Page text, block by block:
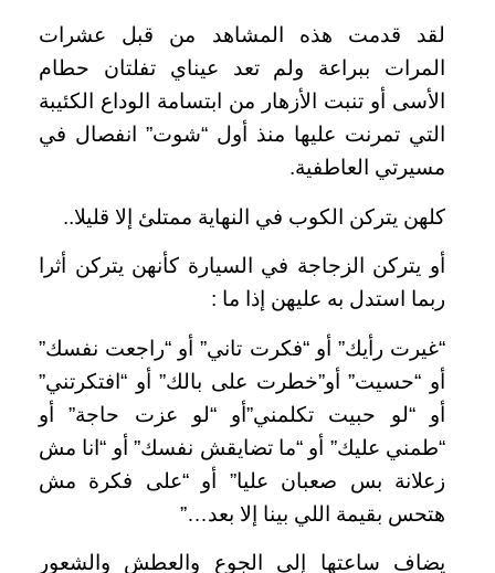
لقد قدمت هذه المشاهد من قبل عشرات
المرات ببراعة ولم تعد عيناي تفلتان حطام
الأسى أو تنبت الأزهار من ابتسامة الوداع الكئيبة
التي تمرنت عليها منذ أول “شوت” انفصال في
مسيرتي العاطفية.
كلهن يتركن الكوب في النهاية ممتلئ إلا قليلا..
أو يتركن الزجاجة في السيارة كأنهن يتركن أثرا
ربما استدل به عليهن إذا ما :
“غيرت رأيك” أو “فكرت تاني” أو “راجعت نفسك”
أو “حسيت” أو”خطرت على بالك” أو “افتكرتني”
أو “لو حبيت تكلمني”أو “لو عزت حاجة” أو
“طمني عليك” أو “ما تضايقش نفسك” أو “انا مش
زعلانة بس صعبان عليا” أو “على فكرة مش
هتحس بقيمة اللي بينا إلا بعد…”
يضاف ساعتها إلى الجوع والعطش والشعور